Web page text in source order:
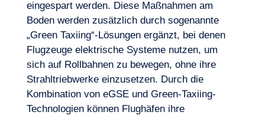
Lust, an Bord zu gehen?
eingespart werden. Diese Maßnahmen am
Boden werden zusätzlich durch sogenannte
„Green Taxiing“-Lösungen ergänzt, bei denen
Flugzeuge elektrische Systeme nutzen, um
sich auf Rollbahnen zu bewegen, ohne ihre
Strahltriebwerke einzusetzen. Durch die
Kombination von eGSE und Green-Taxiing-
Technologien können Flughäfen ihre